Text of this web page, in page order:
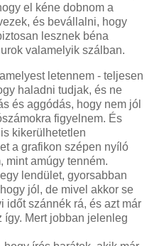
el kéne dobnom a
és bevállalni, hogy
lesznek béna
valamelyik szálban.
letennem - teljesen
haladni tudjak, és ne
és aggódás, hogy nem jól
figyelnem. És
kikerülhetetlen
a grafikon szépen nyíló
mint amúgy tenném.
lendület, gyorsabban
jól, de mivel akkor se
időt szánnék rá, és azt már
így. Mert jobban jelenleg